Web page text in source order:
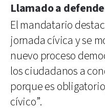
Llamado a
El mandatario
jornada cívica y se
nuevo proceso
los ciudadanos a
porque es
cívico”.